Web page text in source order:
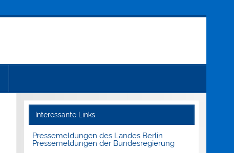
Interessante Links
Pressemeldungen des Landes Berlin
Pressemeldungen der Bundesregierung